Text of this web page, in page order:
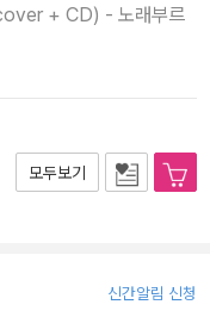
+ CD) - 노래부르
모두보기
신간알림 신청